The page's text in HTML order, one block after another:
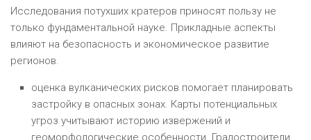
Исследования потухших кратеров приносят пользу не
только фундаментальной науке. Прикладные аспекты
влияют на безопасность и экономическое развитие
регионов.
оценка вулканических рисков помогает планировать
застройку в опасных зонах. Карты потенциальных
угроз учитывают историю извержений и
геоморфологические особенности. Градостроители